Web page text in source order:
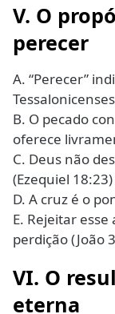
V. O
perecer
A. “Perecer”
B. O pecado
oferece
C. Deus não
(Ezequiel 18:23)
D. A cruz é o
E. Rejeitar
perdição (João
VI. O
eterna